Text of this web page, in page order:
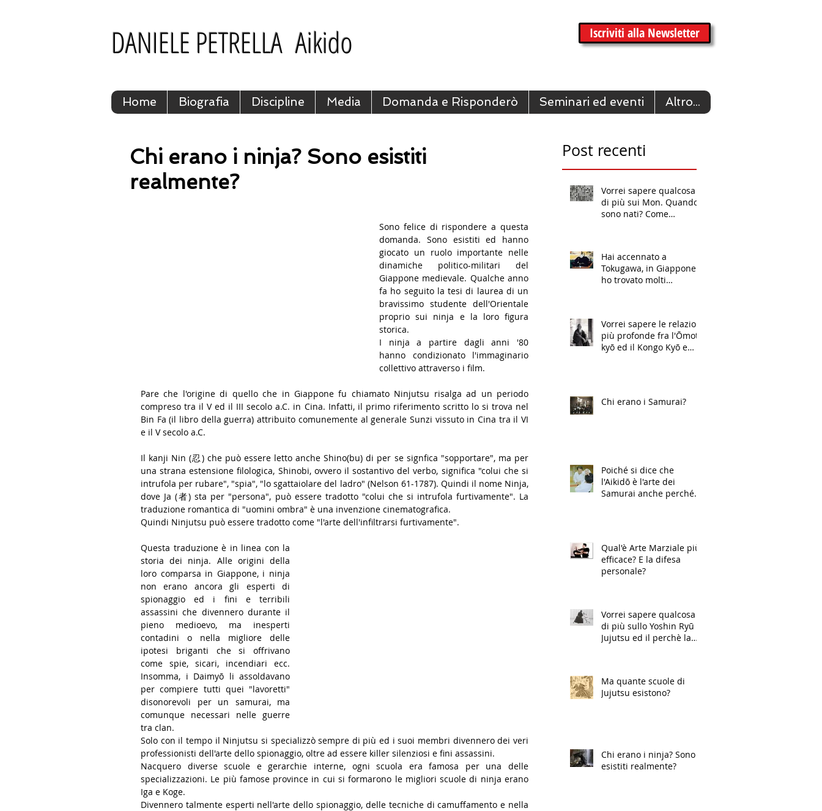
DANIELE PETRELLA Aikido Iscriviti alla Newsletter
Home Biografia Discipline Media Domanda e Risponderò Seminari ed eventi Altro...
Chi erano i ninja? Sono esistiti
realmente?
Sono felice di rispondere a questa
domanda. Sono esistiti ed hanno
giocato un ruolo importante nelle
dinamiche politico-militari del
Giappone medievale. Qualche anno
fa ho seguito la tesi di laurea di un
bravissimo studente dell'Orientale
proprio sui ninja e la loro figura
storica.
I ninja a partire dagli anni '80
hanno condizionato l'immaginario
collettivo attraverso i film.
Pare che l'origine di quello che in Giappone fu chiamato Ninjutsu risalga ad un periodo
compreso tra il V ed il III secolo a.C. in Cina. Infatti, il primo riferimento scritto lo si trova nel
Bin Fa (il libro della guerra) attribuito comunemente al generale Sunzi vissuto in Cina tra il VI
e il V secolo a.C.
Il kanji Nin (忍) che può essere letto anche Shino(bu) di per se signfica "sopportare", ma per
una strana estensione filologica, Shinobi, ovvero il sostantivo del verbo, significa "colui che si
intrufola per rubare", "spia", "lo sgattaiolare del ladro" (Nelson 61-1787). Quindi il nome Ninja,
dove Ja (者) sta per "persona", può essere tradotto "colui che si intrufola furtivamente". La
traduzione romantica di "uomini ombra" è una invenzione cinematografica.
Quindi Ninjutsu può essere tradotto come "l'arte dell'infiltrarsi furtivamente".
Questa traduzione è in linea con la
storia dei ninja. Alle origini della
loro comparsa in Giappone, i ninja
non erano ancora gli esperti di
spionaggio ed i fini e terribili
assassini che divennero durante il
pieno medioevo, ma inesperti
contadini o nella migliore delle
ipotesi briganti che si offrivano
come spie, sicari, incendiari ecc.
Insomma, i Daimyō li assoldavano
per compiere tutti quei "lavoretti"
disonorevoli per un samurai, ma
comunque necessari nelle guerre
tra clan.
Solo con il tempo il Ninjutsu si specializzò sempre di più ed i suoi membri divennero dei veri
professionisti dell'arte dello spionaggio, oltre ad essere killer silenziosi e fini assassini.
Nacquero diverse scuole e gerarchie interne, ogni scuola era famosa per una delle
specializzazioni. Le più famose province in cui si formarono le migliori scuole di ninja erano
Iga e Koge.
Divennero talmente esperti nell'arte dello spionaggio, delle tecniche di camuffamento e nella
Post recenti
Vorrei sapere qualcosa
di più sui Mon. Quando
sono nati? Come
Hai accennato a
Tokugawa, in Giappone
ho trovato molti
Vorrei sapere le relazioni
più profonde fra l'Ōmoto
kyō ed il Kongo Kyō e
Chi erano i Samurai?
Poiché si dice che
l'Aikidō è l'arte dei
Samurai anche perché
Qual'è Arte Marziale più
efficace? E la difesa
personale?
Vorrei sapere qualcosa
di più sullo Yoshin Ryū
Jujutsu ed il perchè la
Ma quante scuole di
Jujutsu esistono?
Chi erano i ninja? Sono
esistiti realmente?